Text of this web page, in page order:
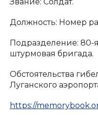
Звание: Солдат.
Должность: Номер
Подразделение: 80-
штурмовая бригада.
Обстоятельства
Луганского
https://